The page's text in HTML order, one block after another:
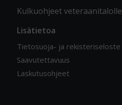
Kulkuohjeet veteraanitalolle
Lisätietoa
Tietosuoja- ja rekisteriseloste
Saavutettavuus
Laskutusohjeet